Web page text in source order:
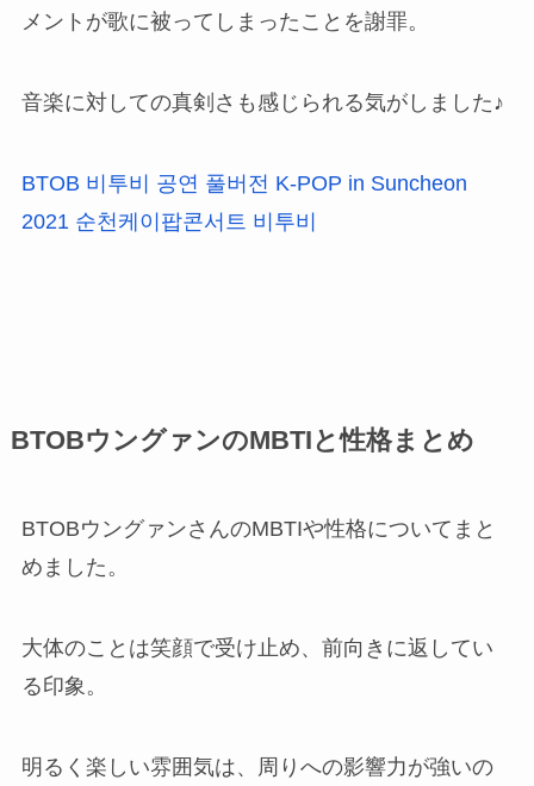
メントが歌に被ってしまったことを謝罪。
音楽に対しての真剣さも感じられる気がしました♪
BTOB 비투비 공연 풀버전 K-POP in Suncheon
2021 순천케이팝콘서트 비투비
BTOBウングァンのMBTIと性格まとめ
BTOBウングァンさんのMBTIや性格についてまと
めました。
大体のことは笑顔で受け止め、前向きに返してい
る印象。
明るく楽しい雰囲気は、周りへの影響力が強いの